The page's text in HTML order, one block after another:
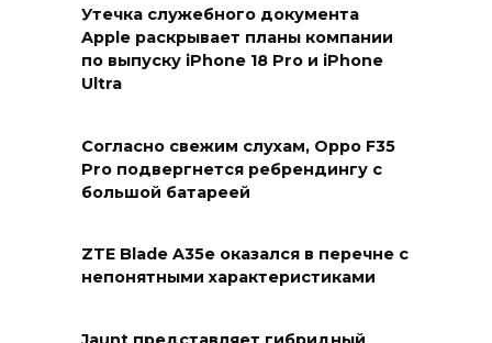
Утечка служебного документа
Apple раскрывает планы компании
по выпуску iPhone 18 Pro и iPhone
Ultra
Согласно свежим слухам, Oppo F35
Pro подвергнется ребрендингу с
большой батареей
ZTE Blade A35e оказался в перечне с
непонятными характеристиками